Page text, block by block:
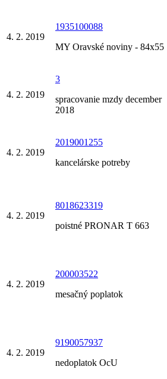
4. 2. 2019
1935100088
MY Oravské noviny - 84x55
4. 2. 2019
3
spracovanie mzdy december
2018
4. 2. 2019
2019001255
kancelárske potreby
4. 2. 2019
8018623319
poistné PRONAR T 663
4. 2. 2019
200003522
mesačný poplatok
4. 2. 2019
9190057937
nedoplatok OcU